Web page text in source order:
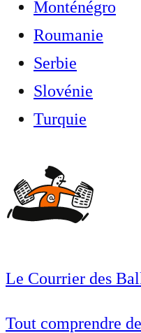
Monténégro
Roumanie
Serbie
Slovénie
Turquie
Le Courrier des
Tout comprendre